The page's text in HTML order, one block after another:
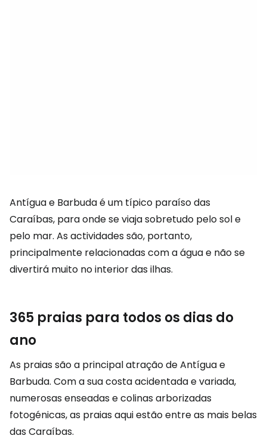
Antígua e Barbuda é um típico paraíso das
Caraíbas, para onde se viaja sobretudo pelo sol e
pelo mar. As actividades são, portanto,
principalmente relacionadas com a água e não se
divertirá muito no interior das ilhas.
365 praias para todos os dias do
ano
As praias são a principal atração de Antígua e
Barbuda. Com a sua costa acidentada e variada,
numerosas enseadas e colinas arborizadas
fotogénicas, as praias aqui estão entre as mais belas
das Caraíbas.